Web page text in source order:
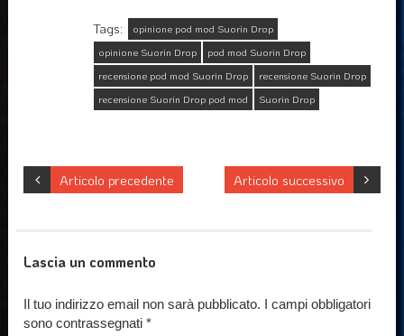
Tags:
opinione pod mod Suorin Drop
opinione Suorin Drop
pod mod Suorin Drop
recensione pod mod Suorin Drop
recensione Suorin Drop
recensione Suorin Drop pod mod
Suorin Drop
Articolo successivo
Articolo precedente
Lascia un commento
Il tuo indirizzo email non sarà pubblicato. I campi obbligatori
sono contrassegnati*